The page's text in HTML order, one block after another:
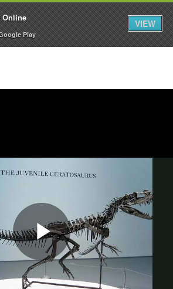
Assine Iniciar Sessão
Online
Play
VIEW